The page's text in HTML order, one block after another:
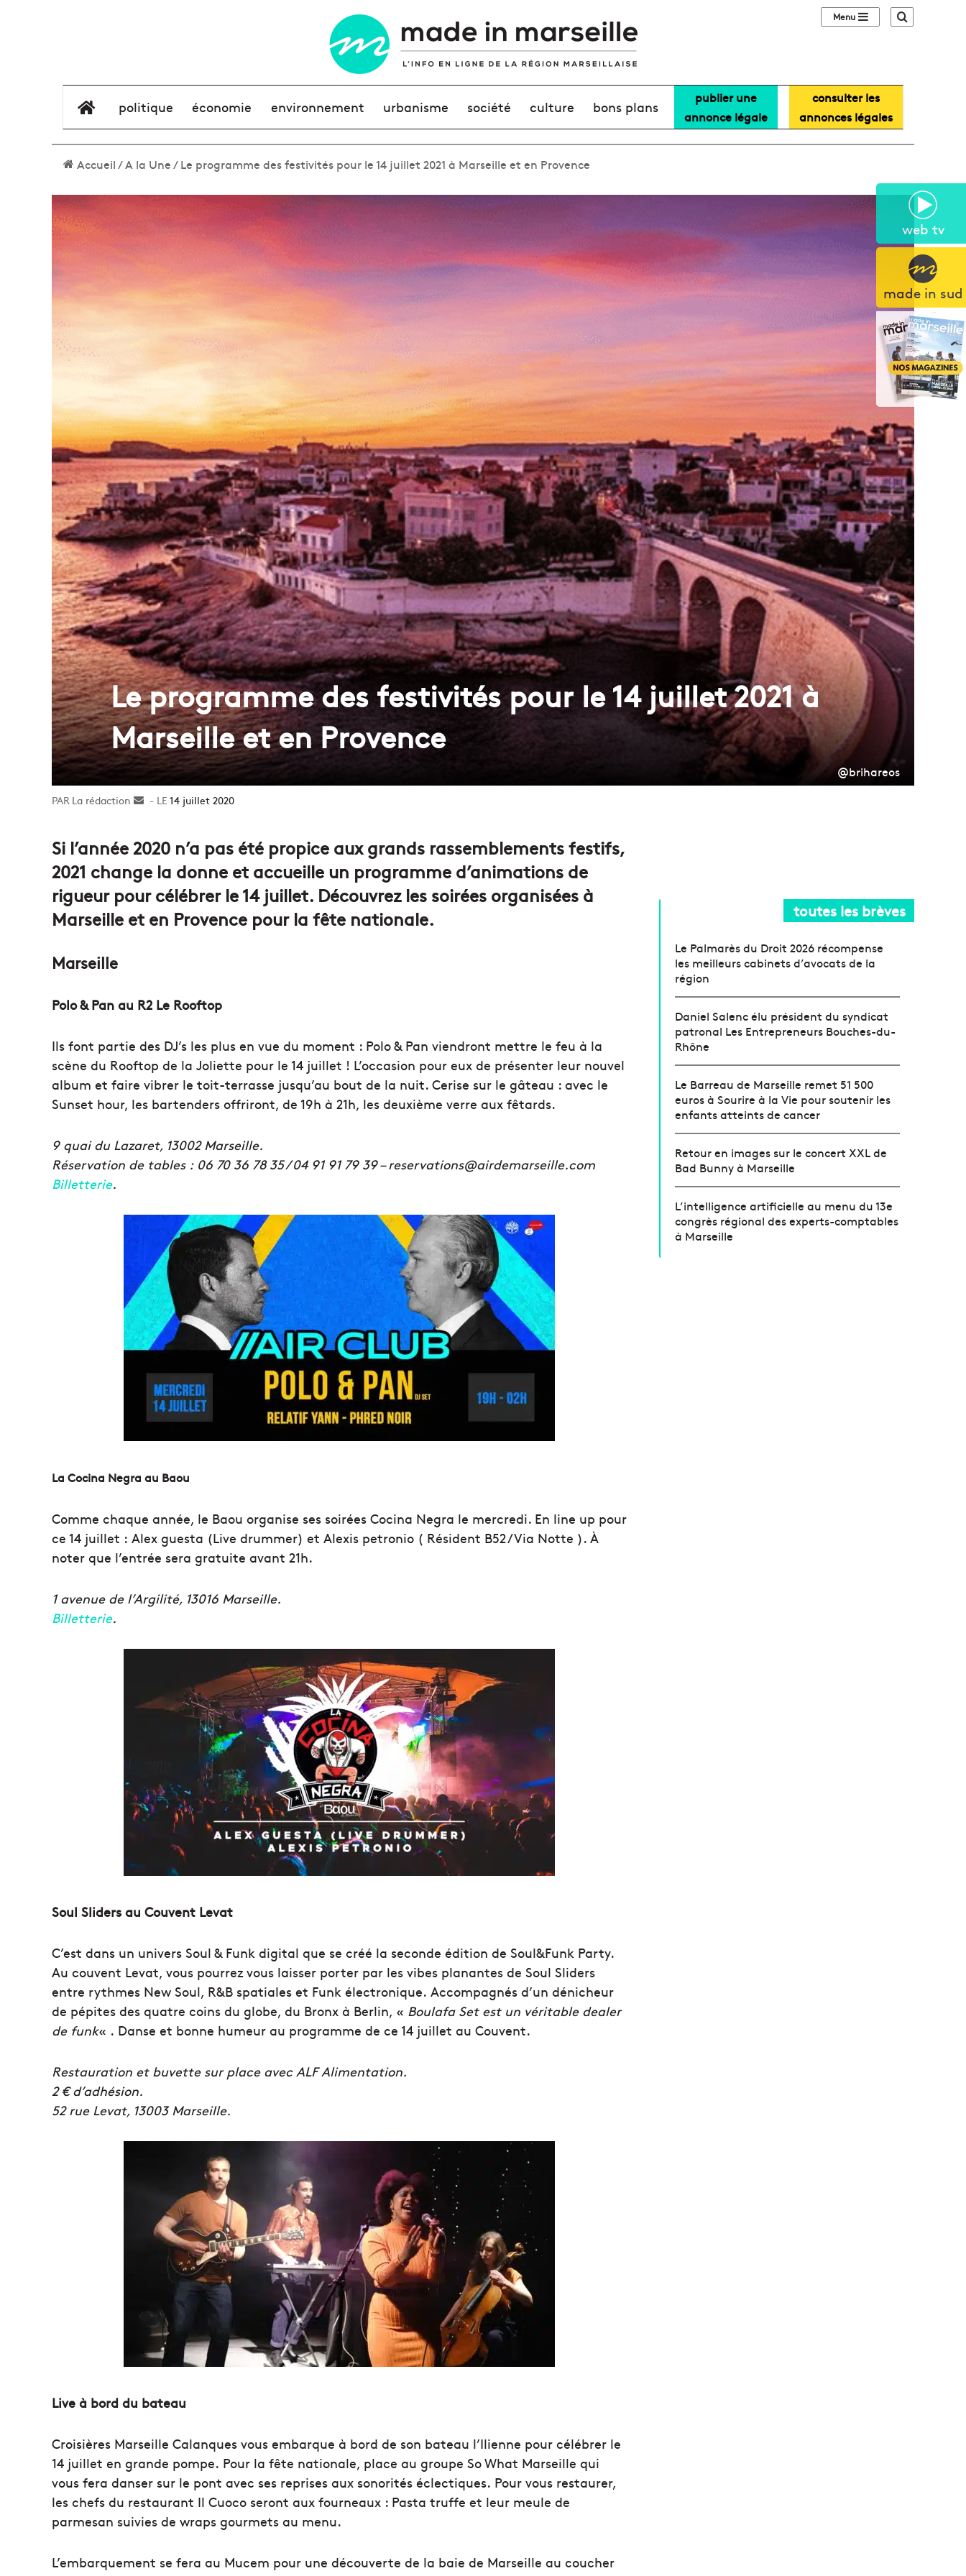
web tv
made in sud
Sidebar (barre
élément de menu
politique économie environnement urbanisme société culture bons plans
publier une
annonce légale
consulter les
annonces légales
Accueil/A la Une/Le programme des festivités pour le 14 juillet 2021 à Marseille et en Provence
Le programme des festivités pour le 14 juillet 2021 à
Marseille et en Provence
@brihareos
La rédaction
Envoyer14 juillet 2020
Si l’année 2020 n’a pas été propice aux grands rassemblements festifs,
2021 change la donne et accueille un programme d’animations de
rigueur pour célébrer le 14 juillet. Découvrez les soirées organisées à
Marseille et en Provence pour la fête nationale.
Marseille
Polo & Pan au R2 Le Rooftop
Ils font partie des DJ’s les plus en vue du moment : Polo & Pan viendront mettre le feu à la
scène du Rooftop de la Joliette pour le 14 juillet ! L’occasion pour eux de présenter leur nouvel
album et faire vibrer le toit-terrasse jusqu’au bout de la nuit. Cerise sur le gâteau : avec le
Sunset hour, les bartenders offriront, de 19h à 21h, les deuxième verre aux fêtards.
9 quai du Lazaret, 13002 Marseille.
Réservation de tables : 06 70 36 78 35 / 04 91 91 79 39 – reservations@airdemarseille.com
Billetterie.
La Cocina Negra au Baou
Comme chaque année, le Baou organise ses soirées Cocina Negra le mercredi. En line up pour
ce 14 juillet : Alex guesta (Live drummer) et Alexis petronio ( Résident B52 / Via Notte ). À
noter que l’entrée sera gratuite avant 21h.
1 avenue de l’Argilité, 13016 Marseille.
Billetterie.
Soul Sliders au Couvent Levat
C’est dans un univers Soul & Funk digital que se créé la seconde édition de Soul&Funk Party.
Au couvent Levat, vous pourrez vous laisser porter par les vibes planantes de Soul Sliders
entre rythmes New Soul, R&B spatiales et Funk électronique. Accompagnés d’un dénicheur
de pépites des quatre coins du globe, du Bronx à Berlin, « Boulafa Set est un véritable dealer
de funk« . Danse et bonne humeur au programme de ce 14 juillet au Couvent.
Restauration et buvette sur place avec ALF Alimentation.
2 € d’adhésion.
52 rue Levat, 13003 Marseille.
Live à bord du bateau
Croisières Marseille Calanques vous embarque à bord de son bateau l’Ilienne pour célébrer le
14 juillet en grande pompe. Pour la fête nationale, place au groupe So What Marseille qui
vous fera danser sur le pont avec ses reprises aux sonorités éclectiques. Pour vous restaurer,
les chefs du restaurant Il Cuoco seront aux fourneaux : Pasta truffe et leur meule de
parmesan suivies de wraps gourmets au menu.
L’embarquement se fera au Mucem pour une découverte de la baie de Marseille au coucher
toutes les brèves
Le Palmarès du Droit 2026 récompense
les meilleurs cabinets d’avocats de la
région
Daniel Salenc élu président du syndicat
patronal Les Entrepreneurs Bouches-du-
Rhône
Le Barreau de Marseille remet 51 500
euros à Sourire à la Vie pour soutenir les
enfants atteints de cancer
Retour en images sur le concert XXL de
Bad Bunny à Marseille
L’intelligence artificielle au menu du 13e
congrès régional des experts-comptables
à Marseille